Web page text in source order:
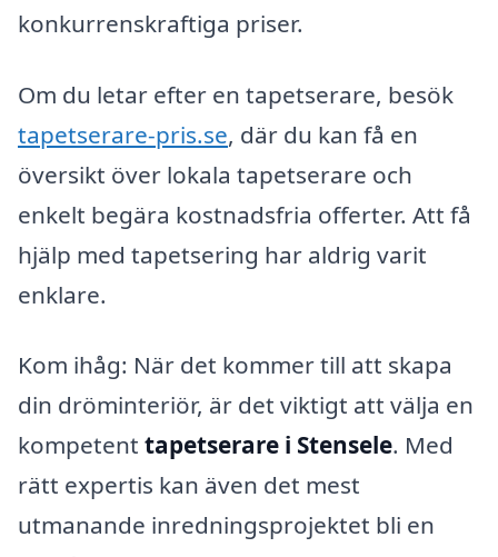
konkurrenskraftiga priser.
Om du letar efter en tapetserare, besök
tapetserare-pris.se, där du kan få en
översikt över lokala tapetserare och
enkelt begära kostnadsfria offerter. Att få
hjälp med tapetsering har aldrig varit
enklare.
Kom ihåg: När det kommer till att skapa
din dröminteriör, är det viktigt att välja en
kompetent tapetserare i Stensele. Med
rätt expertis kan även det mest
utmanande inredningsprojektet bli en